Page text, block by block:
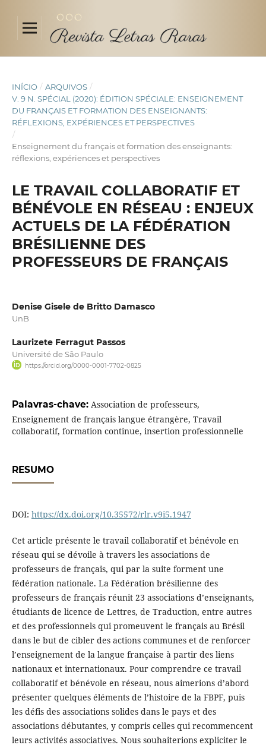
INÍCIO / ARQUIVOS /
V. 9 N. SPÉCIAL (2020): ÉDITION SPÉCIALE: ENSEIGNEMENT
DU FRANÇAIS ET FORMATION DES ENSEIGNANTS:
RÉFLEXIONS, EXPÉRIENCES ET PERSPECTIVES
/
Enseignement du français et formation des enseignants:
réflexions, expériences et perspectives
LE TRAVAIL COLLABORATIF ET
BÉNÉVOLE EN RÉSEAU : ENJEUX
ACTUELS DE LA FÉDÉRATION
BRÉSILIENNE DES
PROFESSEURS DE FRANÇAIS
Denise Gisele de Britto Damasco
UnB
Laurizete Ferragut Passos
Université de São Paulo
https://orcid.org/0000-0001-7702-0825
Palavras-chave: Association de professeurs,
Enseignement de français langue étrangère, Travail
collaboratif, formation continue, insertion professionnelle
RESUMO
DOI: https://dx.doi.org/10.35572/rlr.v9i5.1947
Cet article présente le travail collaboratif et bénévole en
réseau qui se dévoile à travers les associations de
professeurs de français, qui par la suite forment une
fédération nationale. La Fédération brésilienne des
professeurs de français réunit 23 associations d’enseignants,
étudiants de licence de Lettres, de Traduction, entre autres
et des professionnels qui promeuvent le français au Brésil
dans le but de cibler des actions communes et de renforcer
l’enseignement de la langue française à partir des liens
nationaux et internationaux. Pour comprendre ce travail
collaboratif et bénévole en réseau, nous aimerions d’abord
présenter quelques éléments de l’histoire de la FBPF, puis
les défis des associations solides dans le pays et des
associations débutantes, y compris celles qui recommencent
leurs activités associatives. Nous souhaiterions expliciter le